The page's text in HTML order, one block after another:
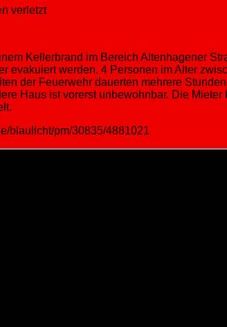
verletzt
Kellerbrand im Bereich Altenhagener
evakuiert werden. 4 Personen im Alter
der Feuerwehr dauerten mehrere
Haus ist vorerst unbewohnbar. Die
blaulicht/pm/30835/4881021